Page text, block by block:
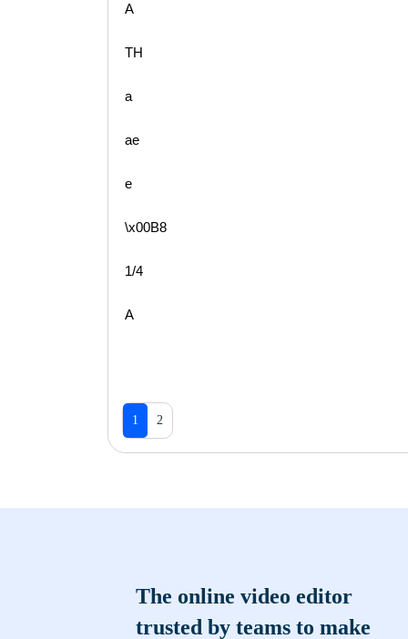
A
TH
a
ae
e
\x00B8
1/4
A
1 2
The online video editor
trusted by teams to make